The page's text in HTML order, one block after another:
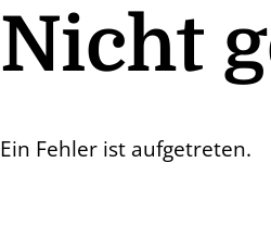
Nicht
Ein Fehler ist aufgetreten.